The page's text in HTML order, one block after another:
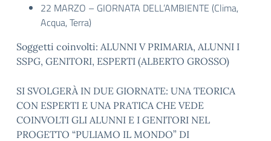
22 MARZO – GIORNATA DELL’AMBIENTE (Clima,
Acqua, Terra)
Soggetti coinvolti: ALUNNI V PRIMARIA, ALUNNI I
SSPG, GENITORI, ESPERTI (ALBERTO GROSSO)
SI SVOLGERÀ IN DUE GIORNATE: UNA TEORICA
CON ESPERTI E UNA PRATICA CHE VEDE
COINVOLTI GLI ALUNNI E I GENITORI NEL
PROGETTO “PULIAMO IL MONDO” DI